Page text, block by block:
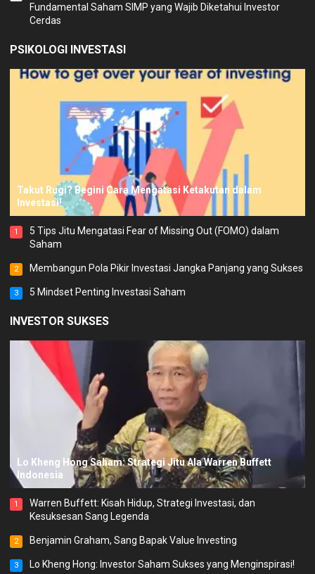
Fundamental Saham SIMP yang Wajib Diketahui Investor
Cerdas
PSIKOLOGI INVESTASI
Takut Rugi? Begini Cara Mengatasi Ketakutan dalam
Investasi!
1
5 Tips Jitu Mengatasi Fear of Missing Out (FOMO) dalam
Saham
2 Membangun Pola Pikir Investasi Jangka Panjang yang Sukses
3 5 Mindset Penting Investasi Saham
INVESTOR SUKSES
Lo Kheng Hong Saham: Strategi Jitu Ala Warren Buffett
Indonesia
1
Warren Buffett: Kisah Hidup, Strategi Investasi, dan
Kesuksesan Sang Legenda
2 Benjamin Graham, Sang Bapak Value Investing
3 Lo Kheng Hong: Investor Saham Sukses yang Menginspirasi!